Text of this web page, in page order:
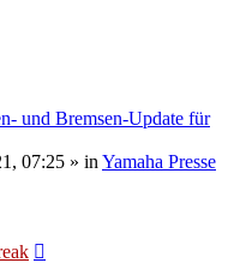
und Bremsen-Update für
07:25 » in Yamaha Presse